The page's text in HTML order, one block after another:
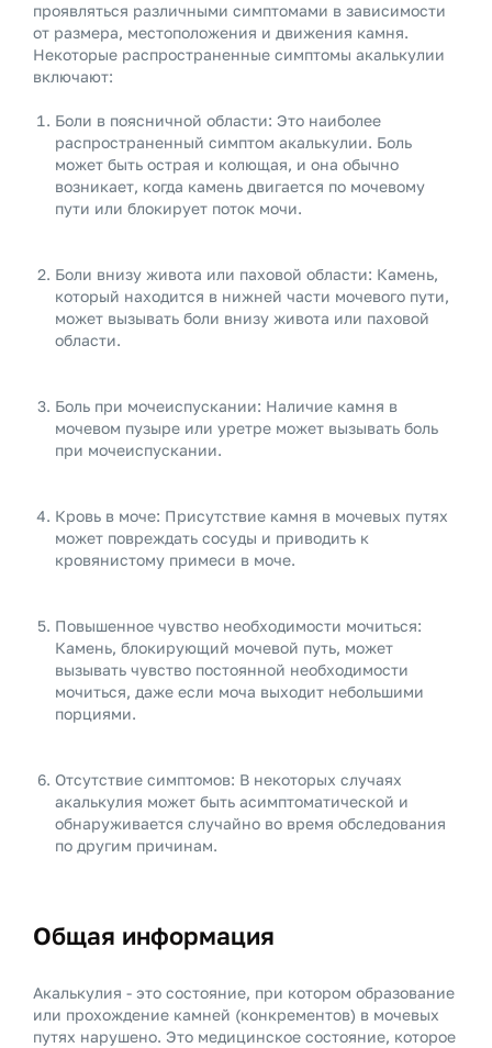
проявляться различными симптомами в зависимости
от размера, местоположения и движения камня.
Некоторые распространенные симптомы акалькулии
включают:
Боли в поясничной области: Это наиболее
распространенный симптом акалькулии. Боль
может быть острая и колющая, и она обычно
возникает, когда камень двигается по мочевому
пути или блокирует поток мочи.
Боли внизу живота или паховой области: Камень,
который находится в нижней части мочевого пути,
может вызывать боли внизу живота или паховой
области.
Боль при мочеиспускании: Наличие камня в
мочевом пузыре или уретре может вызывать боль
при мочеиспускании.
Кровь в моче: Присутствие камня в мочевых путях
может повреждать сосуды и приводить к
кровянистому примеси в моче.
Повышенное чувство необходимости мочиться:
Камень, блокирующий мочевой путь, может
вызывать чувство постоянной необходимости
мочиться, даже если моча выходит небольшими
порциями.
Отсутствие симптомов: В некоторых случаях
акалькулия может быть асимптоматической и
обнаруживается случайно во время обследования
по другим причинам.
Общая информация
Акалькулия - это состояние, при котором образование
или прохождение камней (конкрементов) в мочевых
путях нарушено. Это медицинское состояние, которое